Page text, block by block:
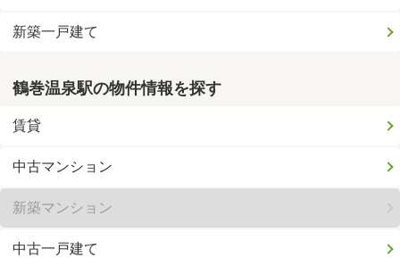
新築一戸建て
鶴巻温泉駅の物件情報を探す
賃貸
中古マンション
新築マンション
中古一戸建て